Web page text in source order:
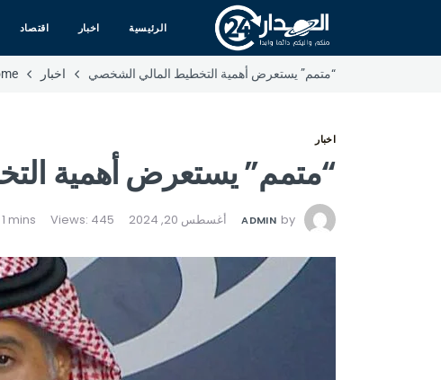
الرئيسية اخبار اقتصاد
“متمم” يستعرض أهمية التخطيط المالي الشخصي
اخبار
اخبار
“متمم” يستعرض أهمية
by
ADMIN أغسطس 20, 2024 Views: 445